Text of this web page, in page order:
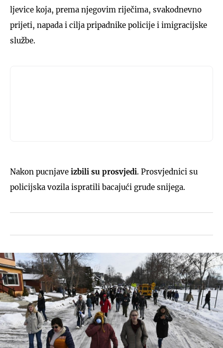
ljevice koja, prema njegovim riječima, svakodnevno
prijeti, napada i cilja pripadnike policije i imigracijske
službe.
Nakon pucnjave izbili su prosvjedi. Prosvjednici su
policijska vozila ispratili bacajući grude snijega.